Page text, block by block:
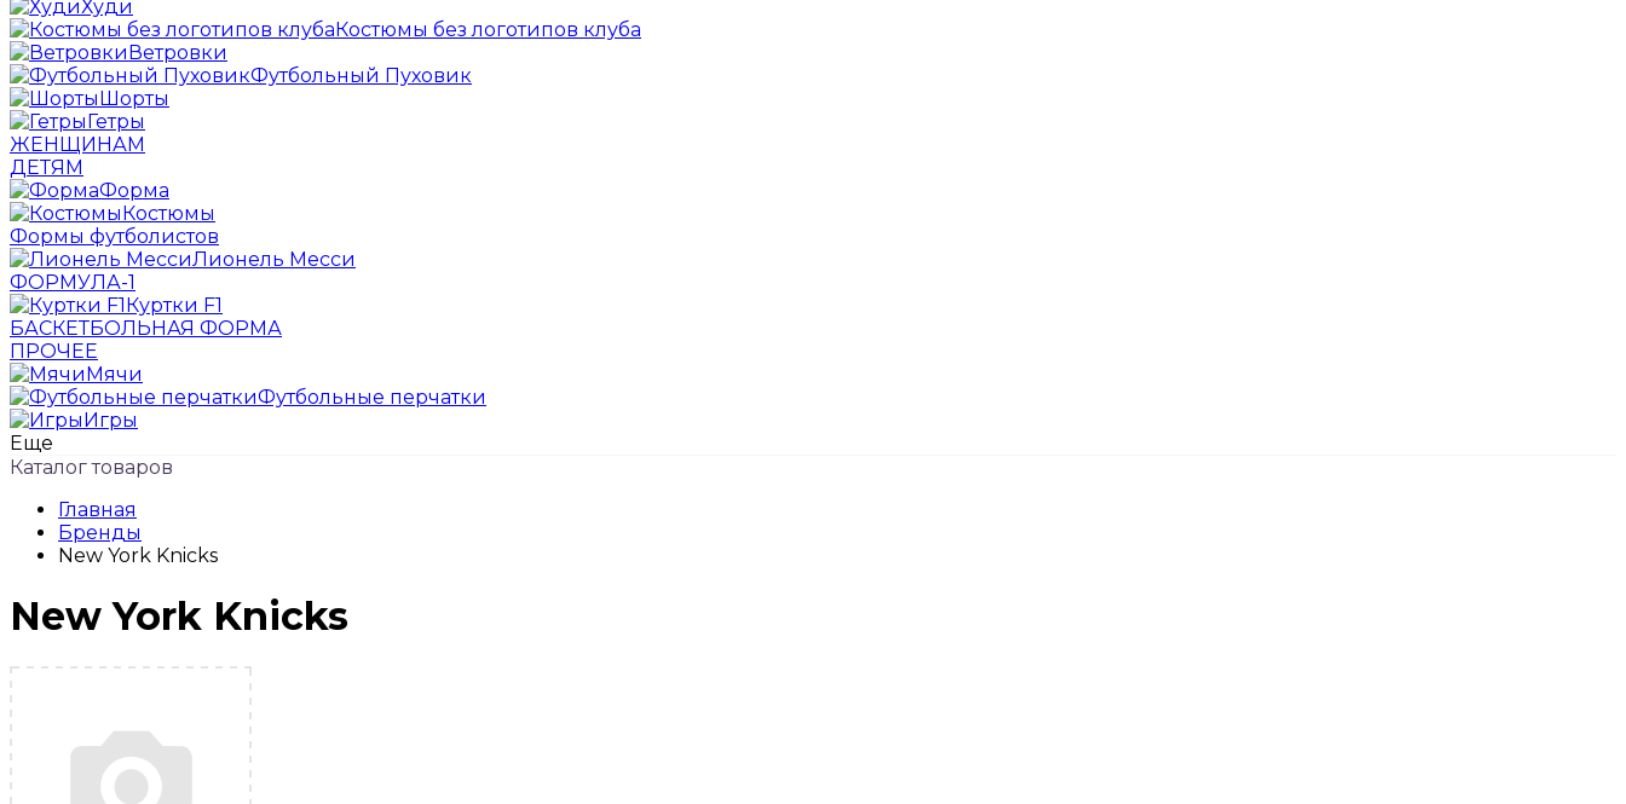
Худи
Костюмы без логотипов клуба
Ветровки
Футбольный Пуховик
Шорты
Гетры
ЖЕНЩИНАМ
ДЕТЯМ
Форма
Костюмы
Формы футболистов
Лионель Месси
ФОРМУЛА-1
Куртки F1
БАСКЕТБОЛЬНАЯ ФОРМА
ПРОЧЕЕ
Мячи
Футбольные перчатки
Игры
Еще
Каталог товаров
Главная
Бренды
New York Knicks
New York Knicks